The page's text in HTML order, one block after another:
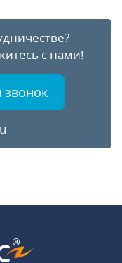
с нами!
звонок